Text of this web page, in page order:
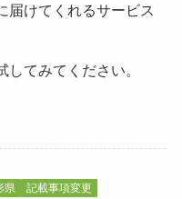
届けてくれるサービス
てみてください。
県 記載事項変更